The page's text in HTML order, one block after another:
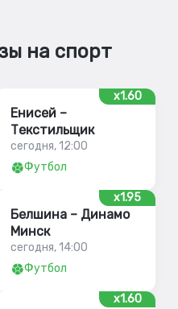
на спорт
x1.60
Енисей –
Текстильщик
сегодня, 12:00
Футбол
x1.95
Белшина – Динамо
Минск
сегодня, 14:00
Футбол
x1.60